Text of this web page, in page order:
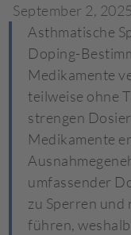
September 2, 2025
Asthmatische
Doping-
Medikamente
teilweise ohne
strengen
Medikamente
umfassender
zu Sperren und
führen,